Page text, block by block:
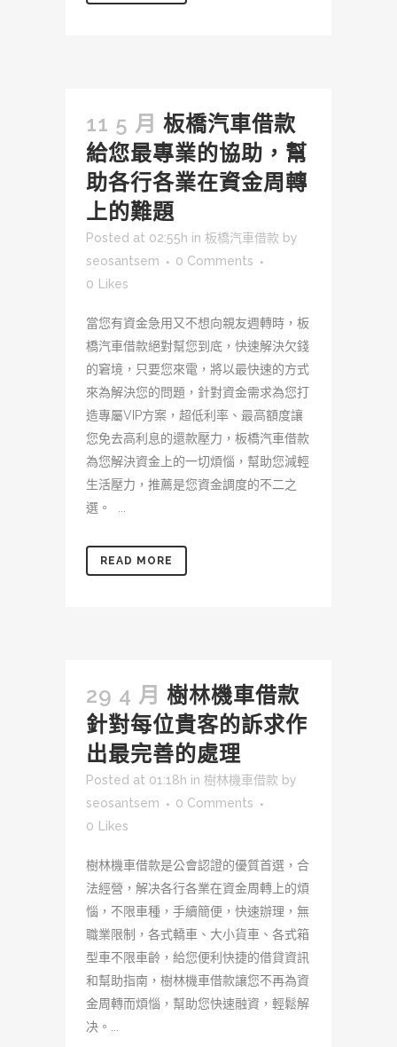
11 5 月 板橋汽車借款
給您最專業的協助，幫
助各行各業在資金周轉
上的難題
Posted at 02:55h in 板橋汽車借款 by
seosantsem
0 Comments
0 Likes
當您有資金急用又不想向親友週轉時，板
橋汽車借款絕對幫您到底，快速解決欠錢
的窘境，只要您來電，將以最快速的方式
來為解決您的問題，針對資金需求為您打
造專屬VIP方案，超低利率、最高額度讓
您免去高利息的還款壓力，板橋汽車借款
為您解決資金上的一切煩惱，幫助您減輕
生活壓力，推薦是您資金調度的不二之
選。 ...
READ MORE
29 4 月 樹林機車借款
針對每位貴客的訴求作
出最完善的處理
Posted at 01:18h in 樹林機車借款 by
seosantsem
0 Comments
0 Likes
樹林機車借款是公會認證的優質首選，合
法經營，解决各行各業在資金周轉上的煩
惱，不限車種，手續簡便，快速辦理，無
職業限制，各式轎車、大小貨車、各式箱
型車不限車齡，給您便利快捷的借貸資訊
和幫助指南，樹林機車借款讓您不再為資
金周轉而煩惱，幫助您快速融資，輕鬆解
决。...